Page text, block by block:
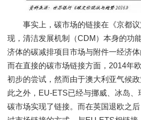
事实上，碳市场的链接在《京都
现，清洁发展机制（CDM）本身的功
济体的碳减排项目市场与附件一经济体
而在直接的碳市场链接方面，2014年
初步的尝试，然而由于澳大利亚气候
此之外，EU-ETS已经与挪威、冰岛、
碳市场实现了链接。而在英国退欧之